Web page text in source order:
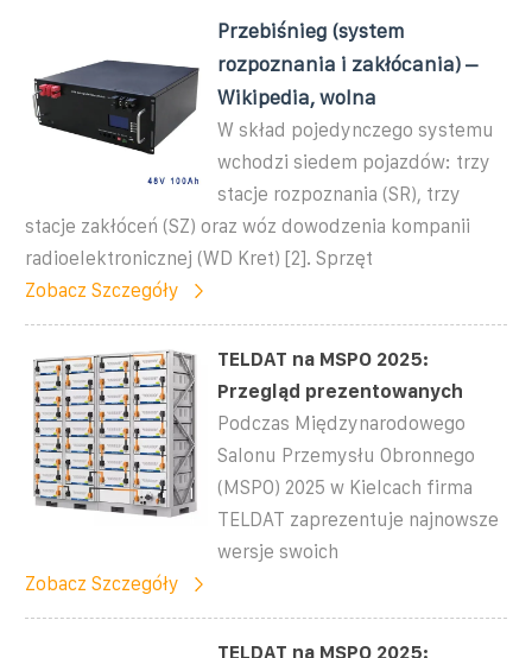
Przebiśnieg (system
rozpoznania i zakłócania) –
Wikipedia, wolna
W skład pojedynczego systemu
wchodzi siedem pojazdów: trzy
stacje rozpoznania (SR), trzy
stacje zakłóceń (SZ) oraz wóz dowodzenia kompanii
radioelektronicznej (WD Kret) [2]. Sprzęt
Zobacz Szczegóły
TELDAT na MSPO 2025:
Przegląd prezentowanych
Podczas Międzynarodowego
Salonu Przemysłu Obronnego
(MSPO) 2025 w Kielcach firma
TELDAT zaprezentuje najnowsze
wersje swoich
Zobacz Szczegóły
TELDAT na MSPO 2025: